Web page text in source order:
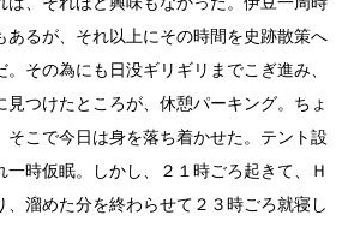
あるが、それ以上にその時間を史跡散策へ
その為にも日没ギリギリまでこぎ進み、
見つけたところが、休憩パーキング。ちょ
そこで今日は身を落ち着かせた。テント設
一時仮眠。しかし、２１時ごろ起きて、Ｈ
、溜めた分を終わらせて２３時ごろ就寝し